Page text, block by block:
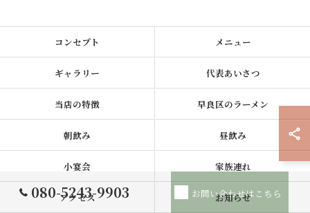
080-5243-9903 お問い合わせはこちら
コンセプト メニュー
ギャラリー 代表あいさつ
当店の特徴 早良区のラーメン
朝飲み 昼飲み
小宴会 家族連れ
アクセス お知らせ